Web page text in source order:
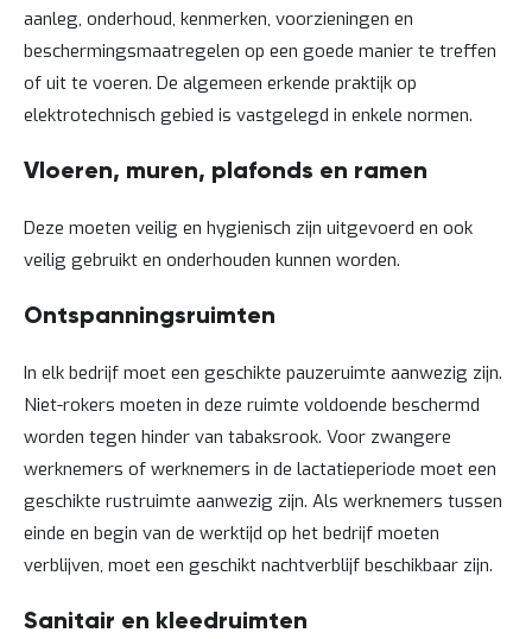
aanleg, onderhoud, kenmerken, voorzieningen en
beschermingsmaatregelen op een goede manier te treffen
of uit te voeren. De algemeen erkende praktijk op
elektrotechnisch gebied is vastgelegd in enkele normen.
Vloeren, muren, plafonds en ramen
Deze moeten veilig en hygienisch zijn uitgevoerd en ook
veilig gebruikt en onderhouden kunnen worden.
Ontspanningsruimten
In elk bedrijf moet een geschikte pauzeruimte aanwezig zijn.
Niet-rokers moeten in deze ruimte voldoende beschermd
worden tegen hinder van tabaksrook. Voor zwangere
werknemers of werknemers in de lactatieperiode moet een
geschikte rustruimte aanwezig zijn. Als werknemers tussen
einde en begin van de werktijd op het bedrijf moeten
verblijven, moet een geschikt nachtverblijf beschikbaar zijn.
Sanitair en kleedruimten